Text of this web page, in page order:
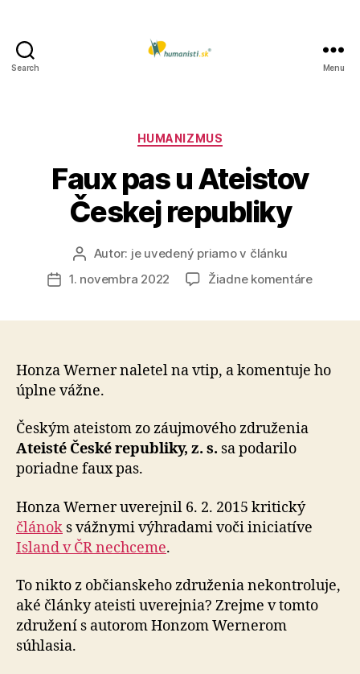
Search Menu
Kategórie
HUMANIZMUS
Faux pas u Ateistov
Českej republiky
AutorAutor: je uvedený priamo v článku
Dátum
1. novembra 2022 Žiadne komentárena
Českej
Honza Werner naletel na vtip, a komentuje ho
úplne vážne.
Českým ateistom zo záujmového združenia
Ateisté České republiky, z. s. sa podarilo
poriadne faux pas.
Honza Werner uverejnil 6. 2. 2015 kritický
článok s vážnymi výhradami voči iniciatíve
Island v ČR nechceme.
To nikto z občianskeho združenia nekontroluje,
aké články ateisti uverejnia? Zrejme v tomto
združení s autorom Honzom Wernerom
súhlasia.